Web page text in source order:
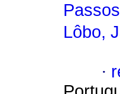
Lôbo,
·